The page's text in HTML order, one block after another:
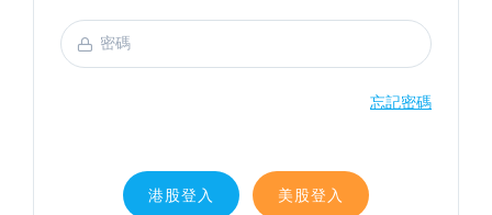
忘記密碼
港股登入 美股登入